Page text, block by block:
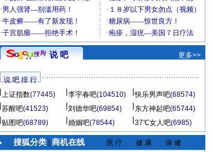
说 吧 更多>>
说 吧 排 行
上证指数(77445) 李宇春吧(104510) 快乐男声吧(68574)
苏醒吧(41523) 刘德华吧(69854) 东方神起吧(65744)
贴图吧(68789) 婚姻吧(78544) 37℃女人吧(6985)
搜狐分类| 商机在线 医 疗 健 康 保 健